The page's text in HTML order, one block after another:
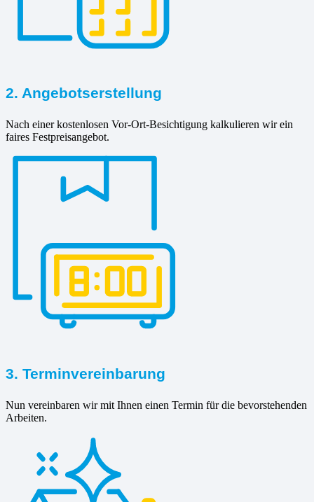
2. Angebotserstellung
Nach einer kostenlosen Vor-Ort-Besichtigung kalkulieren wir ein
faires Festpreisangebot.
3. Terminvereinbarung
Nun vereinbaren wir mit Ihnen einen Termin für die bevorstehenden
Arbeiten.